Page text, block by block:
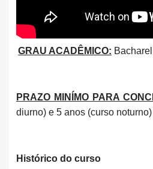
GRAU ACADÊMICO:
PRAZO MINÍMO PARA
diurno) e 5 anos (curso noturno)
Histórico do curso